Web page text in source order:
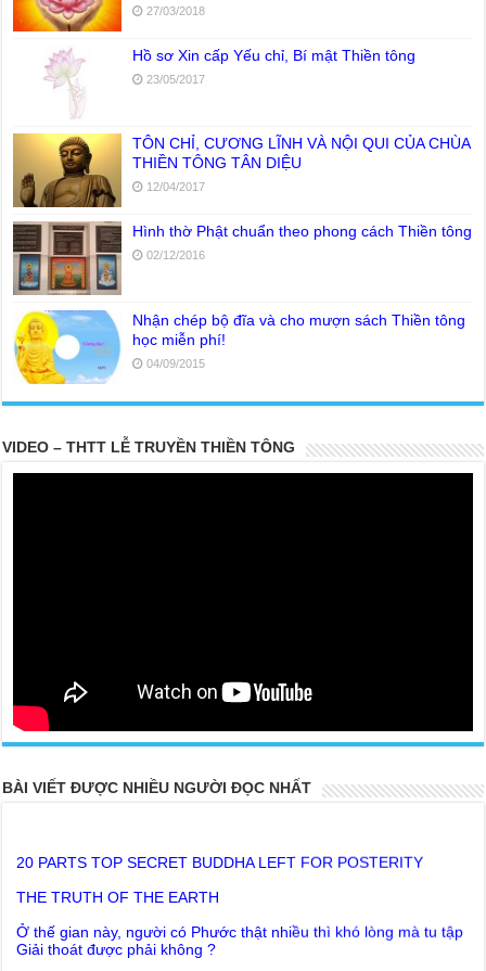
27/03/2018
Hồ sơ Xin cấp Yếu chỉ, Bí mật Thiền tông
23/05/2017
TÔN CHỈ, CƯƠNG LĨNH VÀ NỘI QUI CỦA CHÙA
THIỀN TÔNG TÂN DIỆU
12/04/2017
Hình thờ Phật chuẩn theo phong cách Thiền tông
02/12/2016
Nhận chép bộ đĩa và cho mượn sách Thiền tông
học miễn phí!
04/09/2015
VIDEO – THTT LỄ TRUYỀN THIỀN TÔNG
BÀI VIẾT ĐƯỢC NHIỀU NGƯỜI ĐỌC NHẤT
THE TRUTH OF THE EARTH
Ở thế gian này, người có Phước thật nhiều thì khó lòng mà tu tập
Lời khuyên của Trưởng Ban dành cho người tu Giác Ngộ & Giải